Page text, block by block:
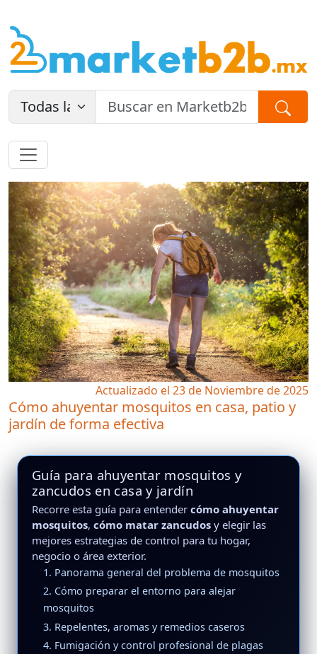
Actualizado el 23 de Noviembre de 2025
Cómo ahuyentar mosquitos en casa, patio y
jardín de forma efectiva
Guía para ahuyentar mosquitos y
zancudos en casa y jardín
Recorre esta guía para entender cómo ahuyentar
mosquitos, cómo matar zancudos y elegir las
mejores estrategias de control para tu hogar,
negocio o área exterior.
1. Panorama general del problema de mosquitos
2. Cómo preparar el entorno para alejar
mosquitos
3. Repelentes, aromas y remedios caseros
4. Fumigación y control profesional de plagas